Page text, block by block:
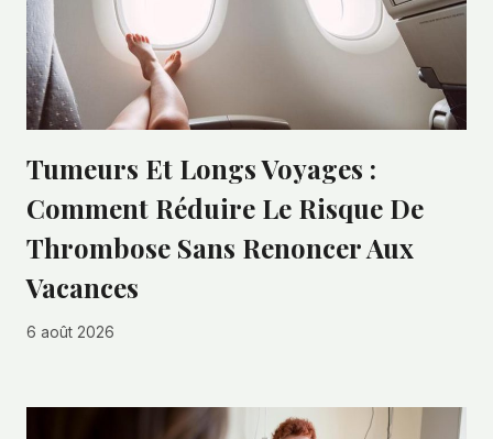
Tumeurs Et Longs Voyages :
Comment Réduire Le Risque De
Thrombose Sans Renoncer Aux
Vacances
6 août 2026